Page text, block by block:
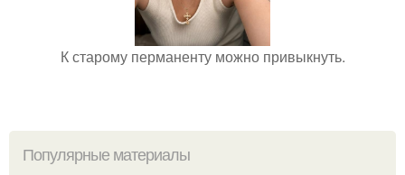
К старому перманенту можно привыкнуть.
Популярные материалы